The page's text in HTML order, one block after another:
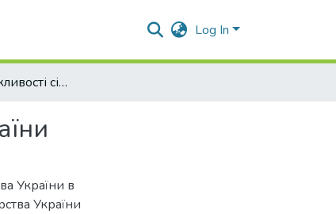
Log In
Загрози та можливості сільського господарства України
України в
України